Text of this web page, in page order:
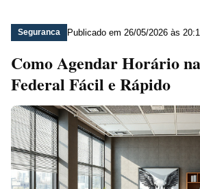
Seguranca Publicado em 26/05/2026 às
Como Agendar Horário
Federal Fácil e Rápido